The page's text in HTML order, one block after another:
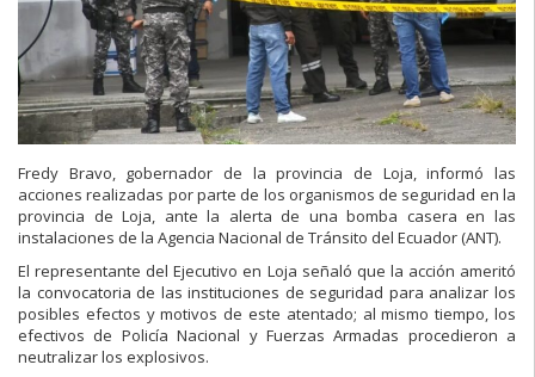
Fredy Bravo, gobernador de la provincia de Loja, informó las
acciones realizadas por parte de los organismos de seguridad en la
provincia de Loja, ante la alerta de una bomba casera en las
instalaciones de la Agencia Nacional de Tránsito del Ecuador (ANT).
El representante del Ejecutivo en Loja señaló que la acción ameritó
la convocatoria de las instituciones de seguridad para analizar los
posibles efectos y motivos de este atentado; al mismo tiempo, los
efectivos de Policía Nacional y Fuerzas Armadas procedieron a
neutralizar los explosivos.